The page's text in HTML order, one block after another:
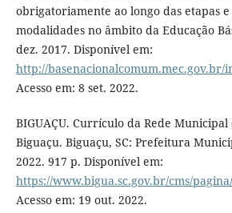
obrigatoriamente ao longo das etapas
modalidades no âmbito da Educação
dez. 2017. Disponível em:
http://basenacionalcomum.mec.gov.br/
Acesso em: 8 set. 2022.
BIGUAÇU. Currículo da Rede Municipal
Biguaçu. Biguaçu, SC: Prefeitura
2022. 917 p. Disponível em:
https://www.bigua.sc.gov.br/cms/
Acesso em: 19 out. 2022.